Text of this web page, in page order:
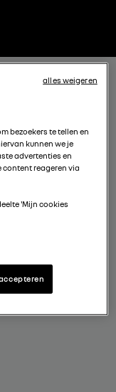
JOUW
meest voordelige
advies voor
bezoekers te tellen en
kunnen we je
advertenties en
content reageren via
'Mijn cookies
alles weigeren